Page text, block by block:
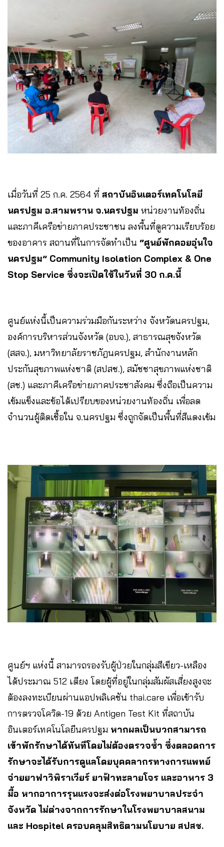
เมื่อวันที่ 25 ก.ค. 2564 ที่ สถาบันอินเตอร์เทคโนโลยี
นครปฐม อ.สามพราน จ.นครปฐม หน่วยงานท้องถิ่น
และภาคีเครือข่ายภาคประชาชน ลงพื้นที่ดูความเรียบร้อย
ของอาคาร สถานที่ในการจัดทำเป็น “ศูนย์พักคอยอุ่นใจ
นครปฐม” Community Isolation Complex & One
Stop Service ซึ่งจะเปิดใช้ในวันที่ 30 ก.ค.นี้
ศูนย์แห่งนี้เป็นความร่วมมือกันระหว่าง จังหวัดนครปฐม,
องค์การบริหารส่วนจังหวัด (อบจ.), สาธารณสุขจังหวัด
(สสจ.), มหาวิทยาลัยราชภัฎนครปฐม, สำนักงานหลัก
ประกันสุขภาพแห่งชาติ (สปสช.), สมัชชาสุขภาพแห่งชาติ
(สช.) และภาคีเครือข่ายภาคประชาสังคม ซึ่งถือเป็นความ
เข้มแข็งและข้อได้เปรียบของหน่วยงานท้องถิ่น เพื่อลด
จำนวนผู้ติดเชื้อใน จ.นครปฐม ซึ่งถูกจัดเป็นพื้นที่สีแดงเข้ม
ศูนย์ฯ แห่งนี้ สามารถรองรับผู้ป่วยในกลุ่มสีเขียว-เหลือง
ได้ประมาณ 512 เตียง โดยผู้ที่อยู่ในกลุ่มสัมผัสเสี่ยงสูงจะ
ต้องลงทะเบียนผ่านแอปพลิเคชัน thai.care เพื่อเข้ารับ
การตรวจโควิด-19 ด้วย Antigen Test Kit ที่สถาบัน
อินเตอร์เทคโนโลยีนครปฐม หากผลเป็นบวกสามารถ
เข้าพักรักษาได้ทันทีโดยไม่ต้องตรวจซ้ำ ซึ่งตลอดการ
รักษาจะได้รับการดูแลโดยบุคคลากรทางการแพทย์
จ่ายยาฟาวิพิราเวียร์ ยาฟ้าทะลายโจร และอาหาร 3
มื้อ หากอาการรุนแรงจะส่งต่อโรงพยาบาลประจำ
จังหวัด ไม่ต่างจากการรักษาในโรงพยาบาลสนาม
และ Hospitel ครอบคลุมสิทธิตามนโยบาย สปสช.